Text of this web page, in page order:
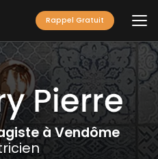
Rappel Gratuit
à Vendôme